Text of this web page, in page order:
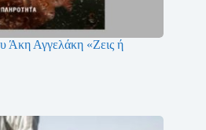
Άκη Αγγελάκη «Ζεις ή